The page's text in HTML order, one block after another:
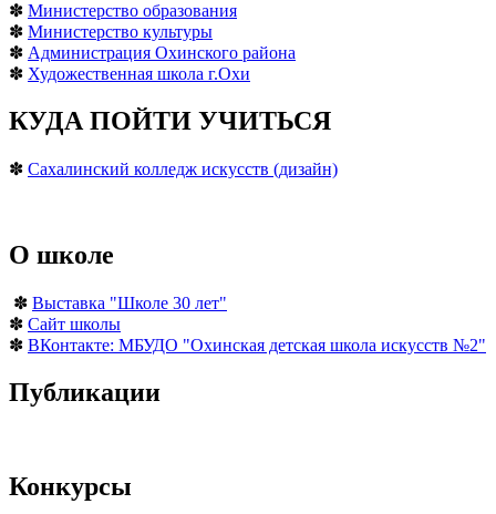
✽ Министерство образования
✽ Министерство культуры
✽ Администрация Охинского района
✽ Художественная школа г.Охи
КУДА ПОЙТИ УЧИТЬСЯ
✽ Сахалинский колледж искусств (дизайн)
О школе
✽ Выставка "Школе 30 лет"
✽ Сайт школы
✽ ВКонтакте: МБУДО "Охинская детская школа искусств №2"
Публикации
Конкурсы